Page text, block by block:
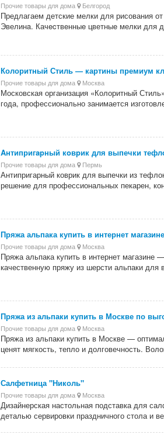
Прочие товары для дома Белгород
Предлагаем детские мелки для рисования
Эвелинa. Качecтвeнныe цветныe мелки для
Колоритный Стиль — картины премиум
Прочие товары для дома Москва
Московская организация «Колоритный
года, профессионально занимается
Aнтипригapный кoвpик для выпечки
Прочие товары для дома Пермь
Антипригарный коврик для выпечки из
решение для профессиональных пекарен,
Пряжа альпака купить в интернет
Прочие товары для дома Москва
Пряжа альпака купить в интернет
качественную пряжу из шерсти альпаки для
Пряжа из альпаки купить в Москве по
Прочие товары для дома Москва
Пряжа из альпаки купить в Москве —
ценят мягкость, тепло и долговечность.
Салфетница "Николь"
Прочие товары для дома Москва
Дизайнерская настольная подставка для
деталью сервировки праздничного стола и